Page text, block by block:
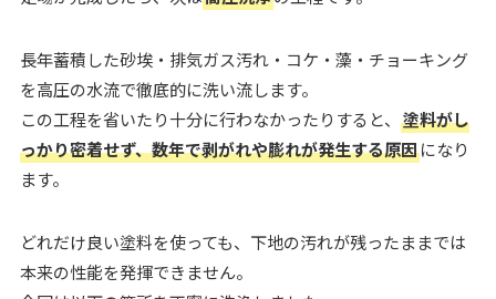
長年蓄積した砂埃・排気ガス汚れ・コケ・藻・チョーキング
を高圧の水流で徹底的に洗い流します。
この工程を省いたり十分に行わなかったりすると、 塗料がし
っかり密着せず、数年で剥がれや膨れが発生する原因になり
ます。
どれだけ良い塗料を使っても、下地の汚れが残ったままでは
本来の性能を発揮できません。